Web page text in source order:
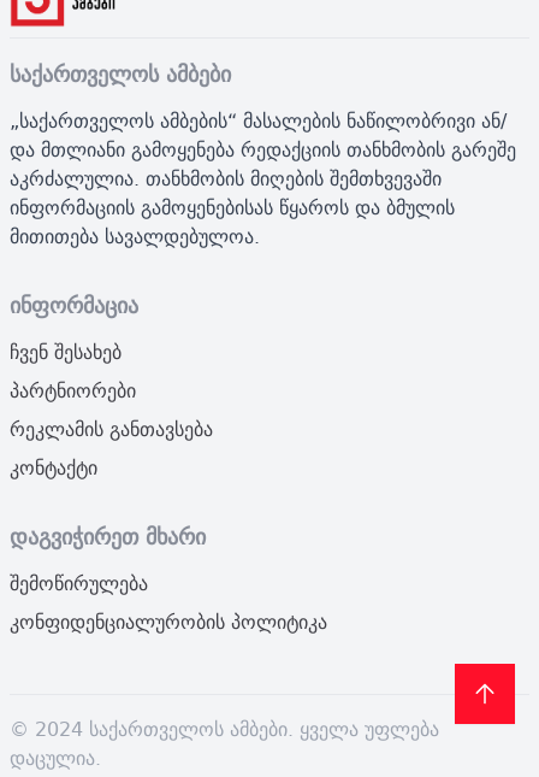
საქართველოს ამბები
„საქართველოს ამბების“ მასალების ნაწილობრივი ან/
და მთლიანი გამოყენება რედაქციის თანხმობის გარეშე
აკრძალულია. თანხმობის მიღების შემთხვევაში
ინფორმაციის გამოყენებისას წყაროს და ბმულის
მითითება სავალდებულოა.
ინფორმაცია
ჩვენ შესახებ
პარტნიორები
რეკლამის განთავსება
კონტაქტი
დაგვიჭირეთ მხარი
შემოწირულება
კონფიდენციალურობის პოლიტიკა
© 2024 საქართველოს ამბები. ყველა უფლება
დაცულია.